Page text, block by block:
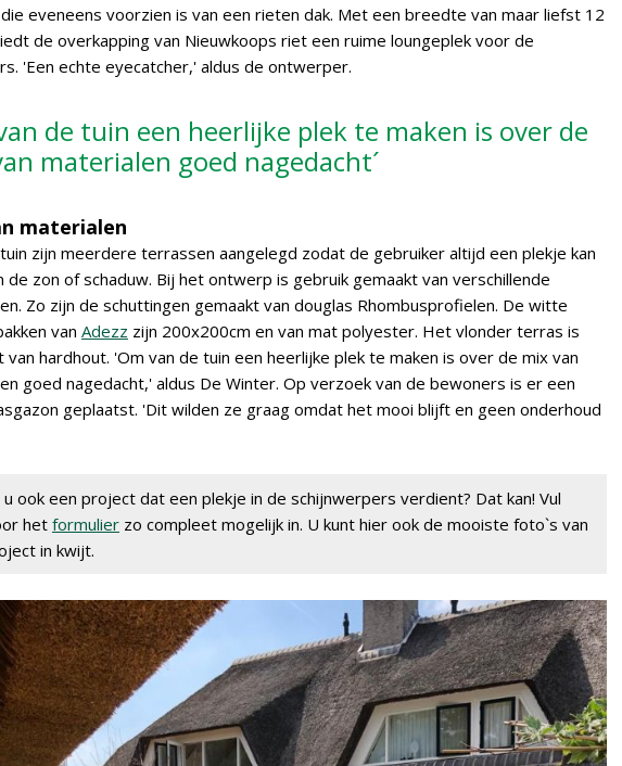
eveneens voorzien is van een rieten dak. Met een breedte van maar liefst 12
de overkapping van Nieuwkoops riet een ruime loungeplek voor de
'Een echte eyecatcher,' aldus de ontwerper.
de tuin een heerlijke plek te maken is over de
materialen goed nagedacht´
materialen
zijn meerdere terrassen aangelegd zodat de gebruiker altijd een plekje kan
de zon of schaduw. Bij het ontwerp is gebruik gemaakt van verschillende
Zo zijn de schuttingen gemaakt van douglas Rhombusprofielen. De witte
van Adezz zijn 200x200cm en van mat polyester. Het vlonder terras is
van hardhout. 'Om van de tuin een heerlijke plek te maken is over de mix van
goed nagedacht,' aldus De Winter. Op verzoek van de bewoners is er een
geplaatst. 'Dit wilden ze graag omdat het mooi blijft en geen onderhoud
ook een project dat een plekje in de schijnwerpers verdient? Dat kan! Vul
het formulier zo compleet mogelijk in. U kunt hier ook de mooiste foto`s van
in kwijt.